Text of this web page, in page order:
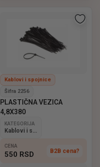
Kablovi i spojnice
Šifra 2256
PLASTIČNA VEZICA
4,8X380
KATEGORIJA
Kablovi i spojnice
CENA
550 RSD B2B cena?